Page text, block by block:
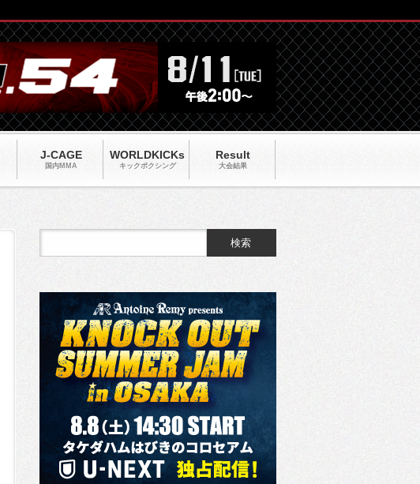
J-CAGE
国内MMA
WORLDKICKs
キックポクシング
Result
大会結果